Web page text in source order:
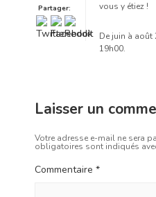
Partager:
vous y étiez !
De juin à août
19h00.
Laisser un
Votre adresse e-mail ne sera
obligatoires sont indiqués
Commentaire *